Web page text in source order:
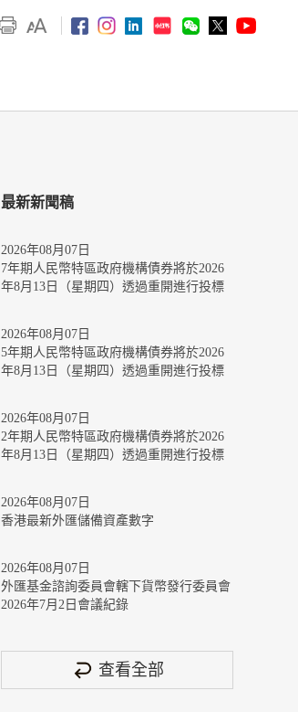
最新新聞稿
2026年08月07日
7年期人民幣特區政府機構債券將於2026
年8月13日（星期四）透過重開進行投標
2026年08月07日
5年期人民幣特區政府機構債券將於2026
年8月13日（星期四）透過重開進行投標
2026年08月07日
2年期人民幣特區政府機構債券將於2026
年8月13日（星期四）透過重開進行投標
2026年08月07日
香港最新外匯儲備資產數字
2026年08月07日
外匯基金諮詢委員會轄下貨幣發行委員會
2026年7月2日會議紀錄
查看全部